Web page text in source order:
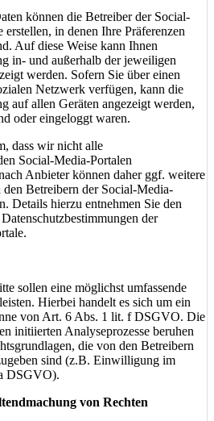
können die Betreiber der Social-
in denen Ihre Präferenzen
Auf diese Weise kann Ihnen
in- und außerhalb der jeweiligen
werden. Sofern Sie über einen
Netzwerk verfügen, kann die
auf allen Geräten angezeigt werden,
oder eingeloggt waren.
dass wir nicht alle
Social-Media-Portalen
Anbieter können daher ggf. weitere
Betreibern der Social-Media-
Details hierzu entnehmen Sie den
der
sollen eine möglichst umfassende
Hierbei handelt es sich um ein
von Art. 6 Abs. 1 lit. f DSGVO. Die
initiierten Analyseprozesse beruhen
die von den Betreibern
sind (z.B. Einwilligung im
DSGVO).
von Rechten